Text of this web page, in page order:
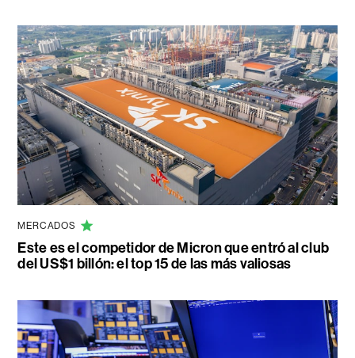
MERCADOS
Este es el competidor de Micron que entró al club
del US$1 billón: el top 15 de las más valiosas